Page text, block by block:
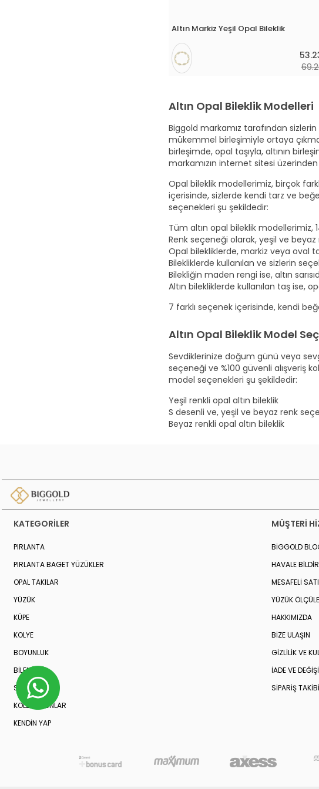
Altın Markiz Yeşil Opal Bileklik
Altın Opal Bileklik Modelleri
Biggold markamız tarafından
mükemmel birleşimiyle ortaya
birleşimde, opal taşıyla, altının
markamızın internet sitesi
Opal bileklik modellerimiz, birçok
içerisinde, sizlerde kendi tarz ve
seçenekleri şu şekildedir:
Tüm altın opal bileklik modellerimiz,
Renk seçeneği olarak, yeşil ve
Opal bilekliklerde, markiz veya oval
Bilekliklerde kullanılan ve sizlerin
Bilekliğin maden rengi ise, altın
Altın bilekliklerde kullanılan taş ise,
7 farklı seçenek içerisinde, kendi
Altın Opal Bileklik Model
Sevdiklerinize doğum günü veya
seçeneği ve %100 güvenli alışveriş
model seçenekleri şu şekildedir:
Yeşil renkli opal altın bileklik
S desenli ve, yeşil ve beyaz renk
Beyaz renkli opal altın bileklik
KATEGORILER
PIRLANTA
PIRLANTA BAGET YÜZÜKLER
OPAL TAKILAR
YÜZÜK
KÜPE
KOLYE
BOYUNLUK
BİLEKLİK
SET
KOLEKSIYONLAR
KENDİN YAP
MÜŞTERI
BIGGOLD
HAVALE
MESAFELI
YÜZÜK
HAKKIMIZDA
BIZE ULAŞIN
GIZLILIK VE
İADE VE
SIPARIŞ TAKIBI